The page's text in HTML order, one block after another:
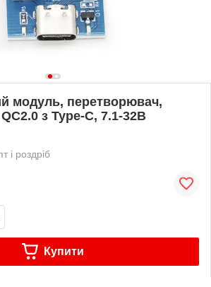
модуль, перетворювач,
з Type-С, 7.1-32В
і роздріб
Купити